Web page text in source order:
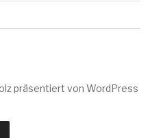
präsentiert von WordPress